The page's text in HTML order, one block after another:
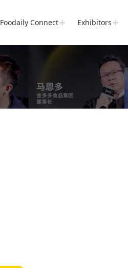
Foodaily Connect Exhibitors